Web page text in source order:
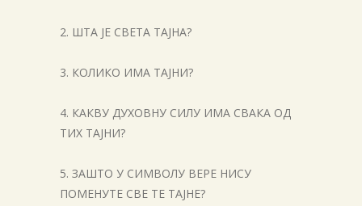
2. ШТА ЈЕ СВЕТА ТАЈНА?
3. КОЛИКО ИМА ТАЈНИ?
4. КАКВУ ДУХОВНУ СИЛУ ИМА СВАКА ОД
ТИХ ТАЈНИ?
5. ЗАШТО У СИМВОЛУ ВЕРЕ НИСУ
ПОМЕНУТЕ СВЕ ТЕ ТАЈНЕ?